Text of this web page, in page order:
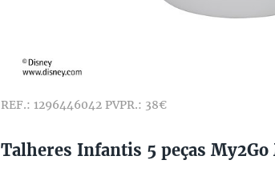
REF.: 1296446042 PVPR.: 38€
Talheres Infantis 5 peças